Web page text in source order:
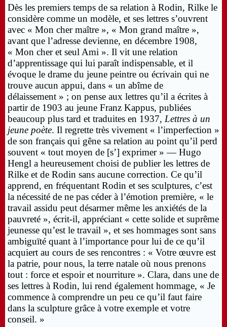
Dès les premiers temps de sa relation à Rodin, Rilke le
considère comme un modèle, et ses lettres s’ouvrent
avec « Mon cher maître », « Mon grand maître »,
avant que l’adresse devienne, en décembre 1908,
« Mon cher et seul Ami ». Il vit une relation
d’apprentissage qui lui paraît indispensable, et il
évoque le drame du jeune peintre ou écrivain qui ne
trouve aucun appui, dans « un abîme de
délaissement » ; on pense aux lettres qu’il a écrites à
partir de 1903 au jeune Franz Kappus, publiées
beaucoup plus tard et traduites en 1937, Lettres à un
jeune poète. Il regrette très vivement « l’imperfection »
de son français qui gêne sa relation au point qu’il perd
souvent « tout moyen de [s’] exprimer » — Hugo
Hengl a heureusement choisi de publier les lettres de
Rilke et de Rodin sans aucune correction. Ce qu’il
apprend, en fréquentant Rodin et ses sculptures, c’est
la nécessité de ne pas céder à l’émotion première, « le
travail assidu peut désarmer même les anxiétés de la
pauvreté », écrit-il, appréciant « cette solide et suprême
jeunesse qu’est le travail », et ses hommages sont sans
ambiguïté quant à l’importance pour lui de ce qu’il
acquiert au cours de ses rencontres : « Votre œuvre est
la patrie, pour nous, la terre natale où nous prenons
tout : force et espoir et nourriture ». Clara, dans une de
ses lettres à Rodin, lui rend également hommage, « Je
commence à comprendre un peu ce qu’il faut faire
dans la sculpture grâce à votre exemple et votre
conseil. »